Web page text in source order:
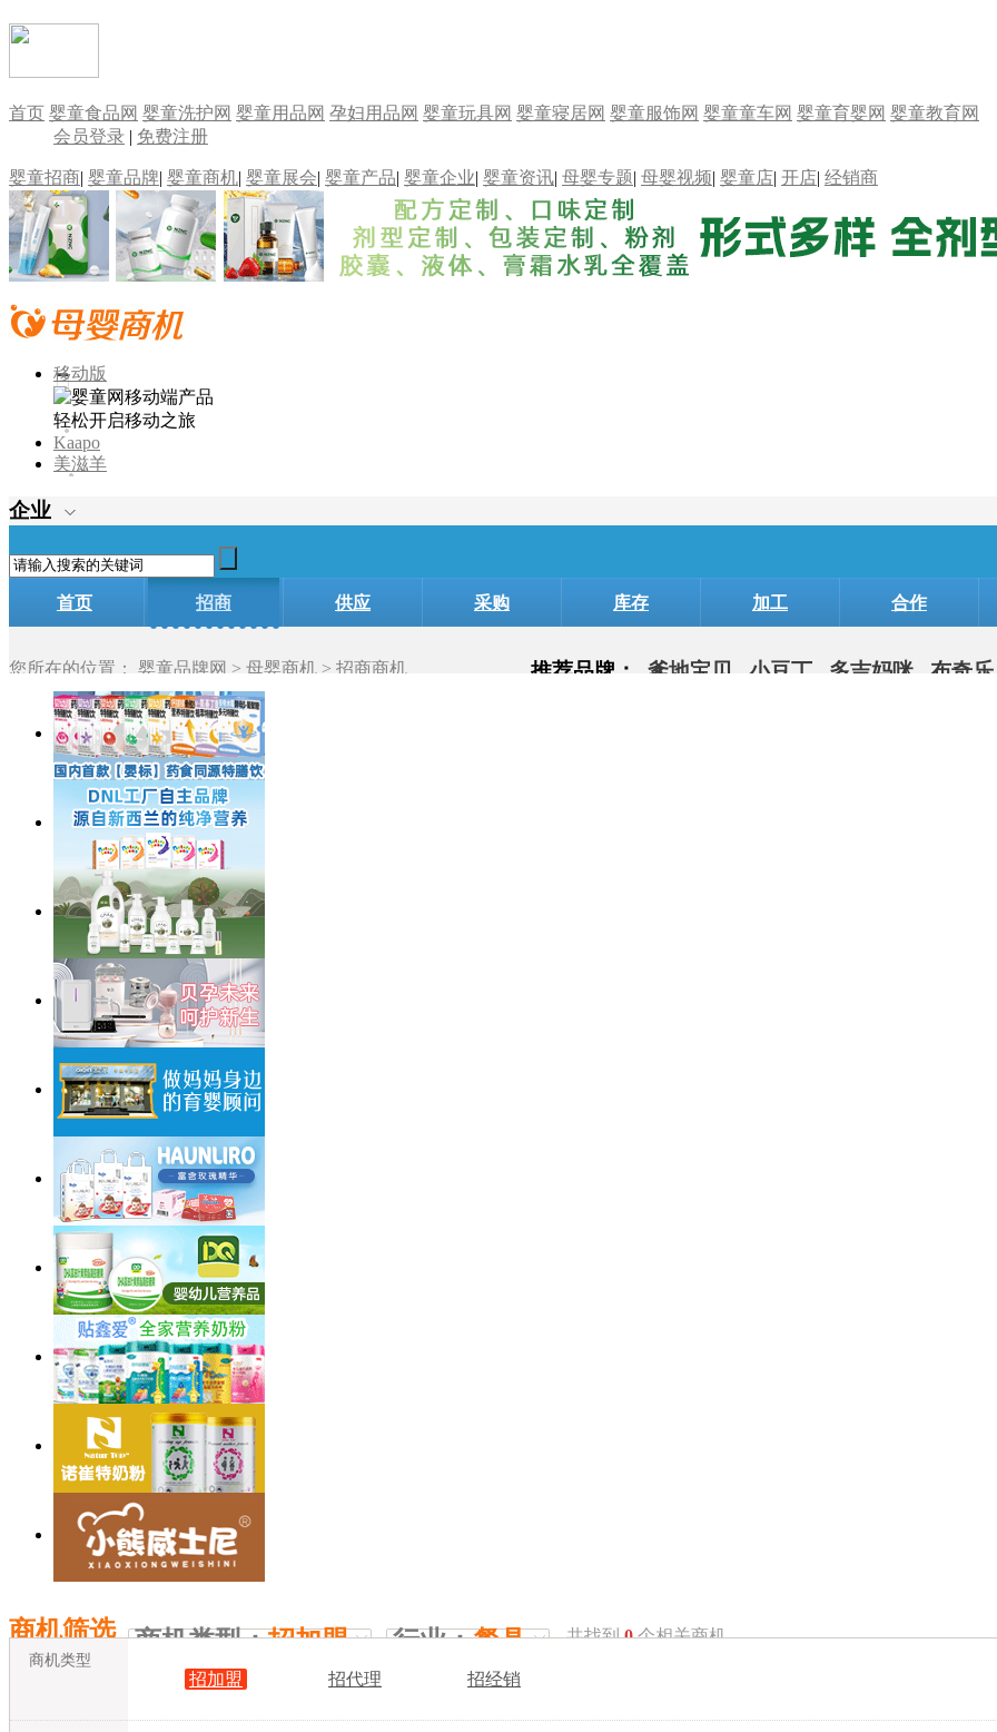
首页 婴童食品网 婴童洗护网 婴童用品网 孕妇用品网 婴童玩具网 婴童寝居网 婴童服饰网 婴童童车网 婴童育婴网 婴童教育网
会员登录 | 免费注册
婴童招商| 婴童品牌| 婴童商机| 婴童展会| 婴童产品| 婴童企业| 婴童资讯| 母婴专题| 母婴视频| 婴童店| 开店| 经销商
移动版
轻松开启移动之旅
Kaapo
美滋羊
企业
首页 招商 供应 采购 库存 加工 合作
您所在的位置： 婴童品牌网 > 母婴商机 > 招商商机 推荐品牌： 爹地宝贝 小豆丁 多吉妈咪 布奇
商机筛选 商机类型：招加盟 行业：餐具 共找到0个相关商机
商机类型
招加盟 招代理 招经销